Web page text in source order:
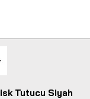
Tutucu Siyah